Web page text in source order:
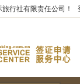
旅行社有限责任公司！